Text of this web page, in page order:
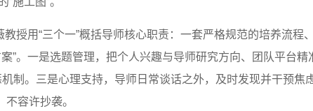
授用“三个一”概括导师核心职责：一套严格规范的培养流
”。一是选题管理，把个人兴趣与导师研究方向、团队平台
制。三是心理支持，导师日常谈话之外，及时发现并干预焦
不容许抄袭。